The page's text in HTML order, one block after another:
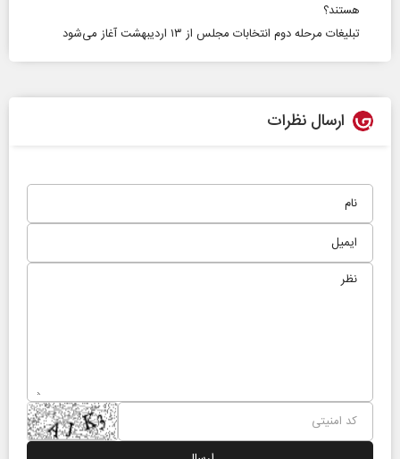
هستند؟
تبلیغات مرحله دوم انتخابات مجلس از ۱۳ اردیبهشت آغاز می‌شود
ارسال نظرات